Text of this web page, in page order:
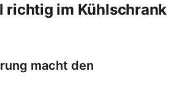
richtig im Kühlschrank
macht den